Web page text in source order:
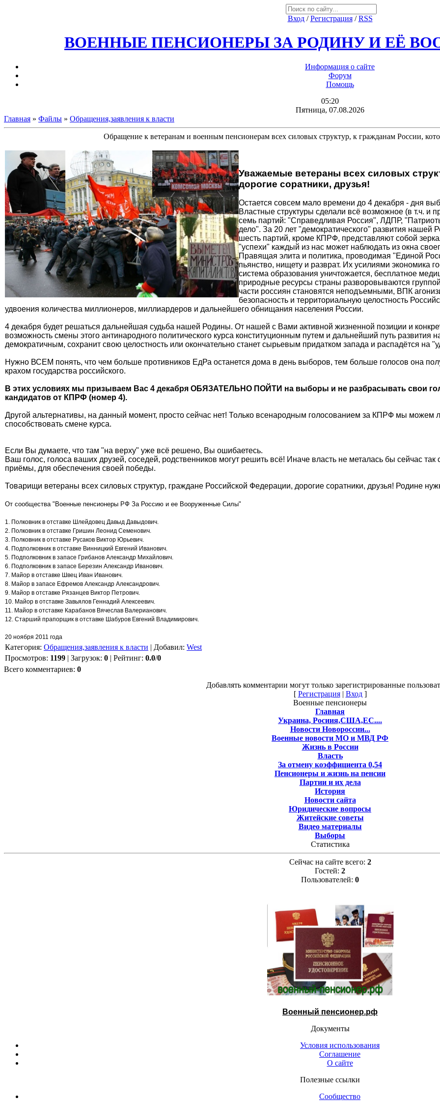
Вход/Регистрация/RSS
ВОЕННЫЕ ПЕНСИОНЕРЫ ЗА РОДИНУ И ЕЁ
Информация о сайте
Форум
Помощь
05:20
Пятница, 07.08.2026
Главная » Файлы » Обращения,заявления к власти
Обращение к ветеранам и военным пенсионерам всех силовых структур, к гражданам России,
Уважаемые ветераны всех силовых
дорогие соратники, друзья!
Остается совсем мало времени до 4 декабря - дня
Властные структуры сделали всё возможное (в т.ч. и
семь партий: "Справедливая Россия", ЛДПР,
дело". За 20 лет "демократического" развития нашей
шесть партий, кроме КПРФ, представляют собой
"успехи" каждый из нас может наблюдать из окна
Правящая элита и политика, проводимая "Единой
пьянство, нищету и разврат. Их усилиями экономика
система образования уничтожается, бесплатное
природные ресурсы страны разворовываются
части россиян становятся неподъемными, ВПК
безопасность и территориальную целостность
удвоения количества миллионеров, миллиардеров и дальнейшего обнищания населения России.
4 декабря будет решаться дальнейшая судьба нашей Родины. От нашей с Вами активной жизненной позиции и
возможность смены этого антинародного политического курса конституционным путем и дальнейший путь развития
демократичным, сохранит свою целостность или окончательно станет сырьевым придатком запада и распадётся на
Нужно ВСЕМ понять, что чем больше противников ЕдРа останется дома в день выборов, тем больше голосов она
крахом государства российского.
В этих условиях мы призываем Вас 4 декабря ОБЯЗАТЕЛЬНО ПОЙТИ на выборы и не разбрасывать свои
кандидатов от КПРФ (номер 4).
Другой альтернативы, на данный момент, просто сейчас нет! Только всенародным голосованием за КПРФ мы можем
способствовать смене курса.
Если Вы думаете, что там "на верху" уже всё решено, Вы ошибаетесь.
Ваш голос, голоса ваших друзей, соседей, родственников могут решить всё! Иначе власть не металась бы сейчас
приёмы, для обеспечения своей победы.
Товарищи ветераны всех силовых структур, граждане Российской Федерации, дорогие соратники, друзья! Родине
От сообщества "Военные пенсионеры РФ За Россию и ее Вооруженные Силы"
1. Полковник в отставке Шлейдовец Давыд Давыдович.
2. Полковник в отставке Гришин Леонид Семенович.
3. Полковник в отставке Русаков Виктор Юрьевич.
4. Подполковник в отставке Винницкий Евгений Иванович.
5. Подполковник в запасе Грибанов Александр Михайлович.
6. Подполковник в запасе Березин Александр Иванович.
7. Майор в отставке Швец Иван Иванович.
8. Майор в запасе Ефремов Александр Александрович.
9. Майор в отставке Рязанцев Виктор Петрович.
10. Майор в отставке Завьялов Геннадий Алексеевич.
11. Майор в отставке Карабанов Вячеслав Валерианович.
12. Старший прапорщик в отставке Шабуров Евгений Владимирович.
20 ноября 2011 года
Категория: Обращения,заявления к власти | Добавил: West
Просмотров: 1199 | Загрузок: 0 | Рейтинг: 0.0/0
Всего комментариев: 0
Добавлять комментарии могут только зарегистрированные
[ Регистрация| Вход]
Военные пенсионеры
Главная
Украина, Росиия,США,ЕС....
Новости Новороссии...
Военные новости МО и МВД РФ
Жизнь в России
Власть
За отмену коэффициента 0,54
Пенсионеры и жизнь на пенсии
Партии и их дела
История
Новости сайта
Юридические вопросы
Житейские советы
Видео материалы
Выборы
Статистика
Сейчас на сайте всего: 2
Гостей: 2
Пользователей: 0
Военный пенсионер.рф
Документы
Условия использования
Соглашение
О сайте
Полезные ссылки
Сообщество